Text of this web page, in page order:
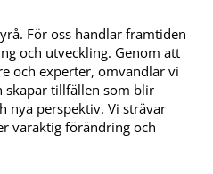
För oss handlar framtiden
och utveckling. Genom att
och experter, omvandlar vi
skapar tillfällen som blir
nya perspektiv. Vi strävar
varaktig förändring och